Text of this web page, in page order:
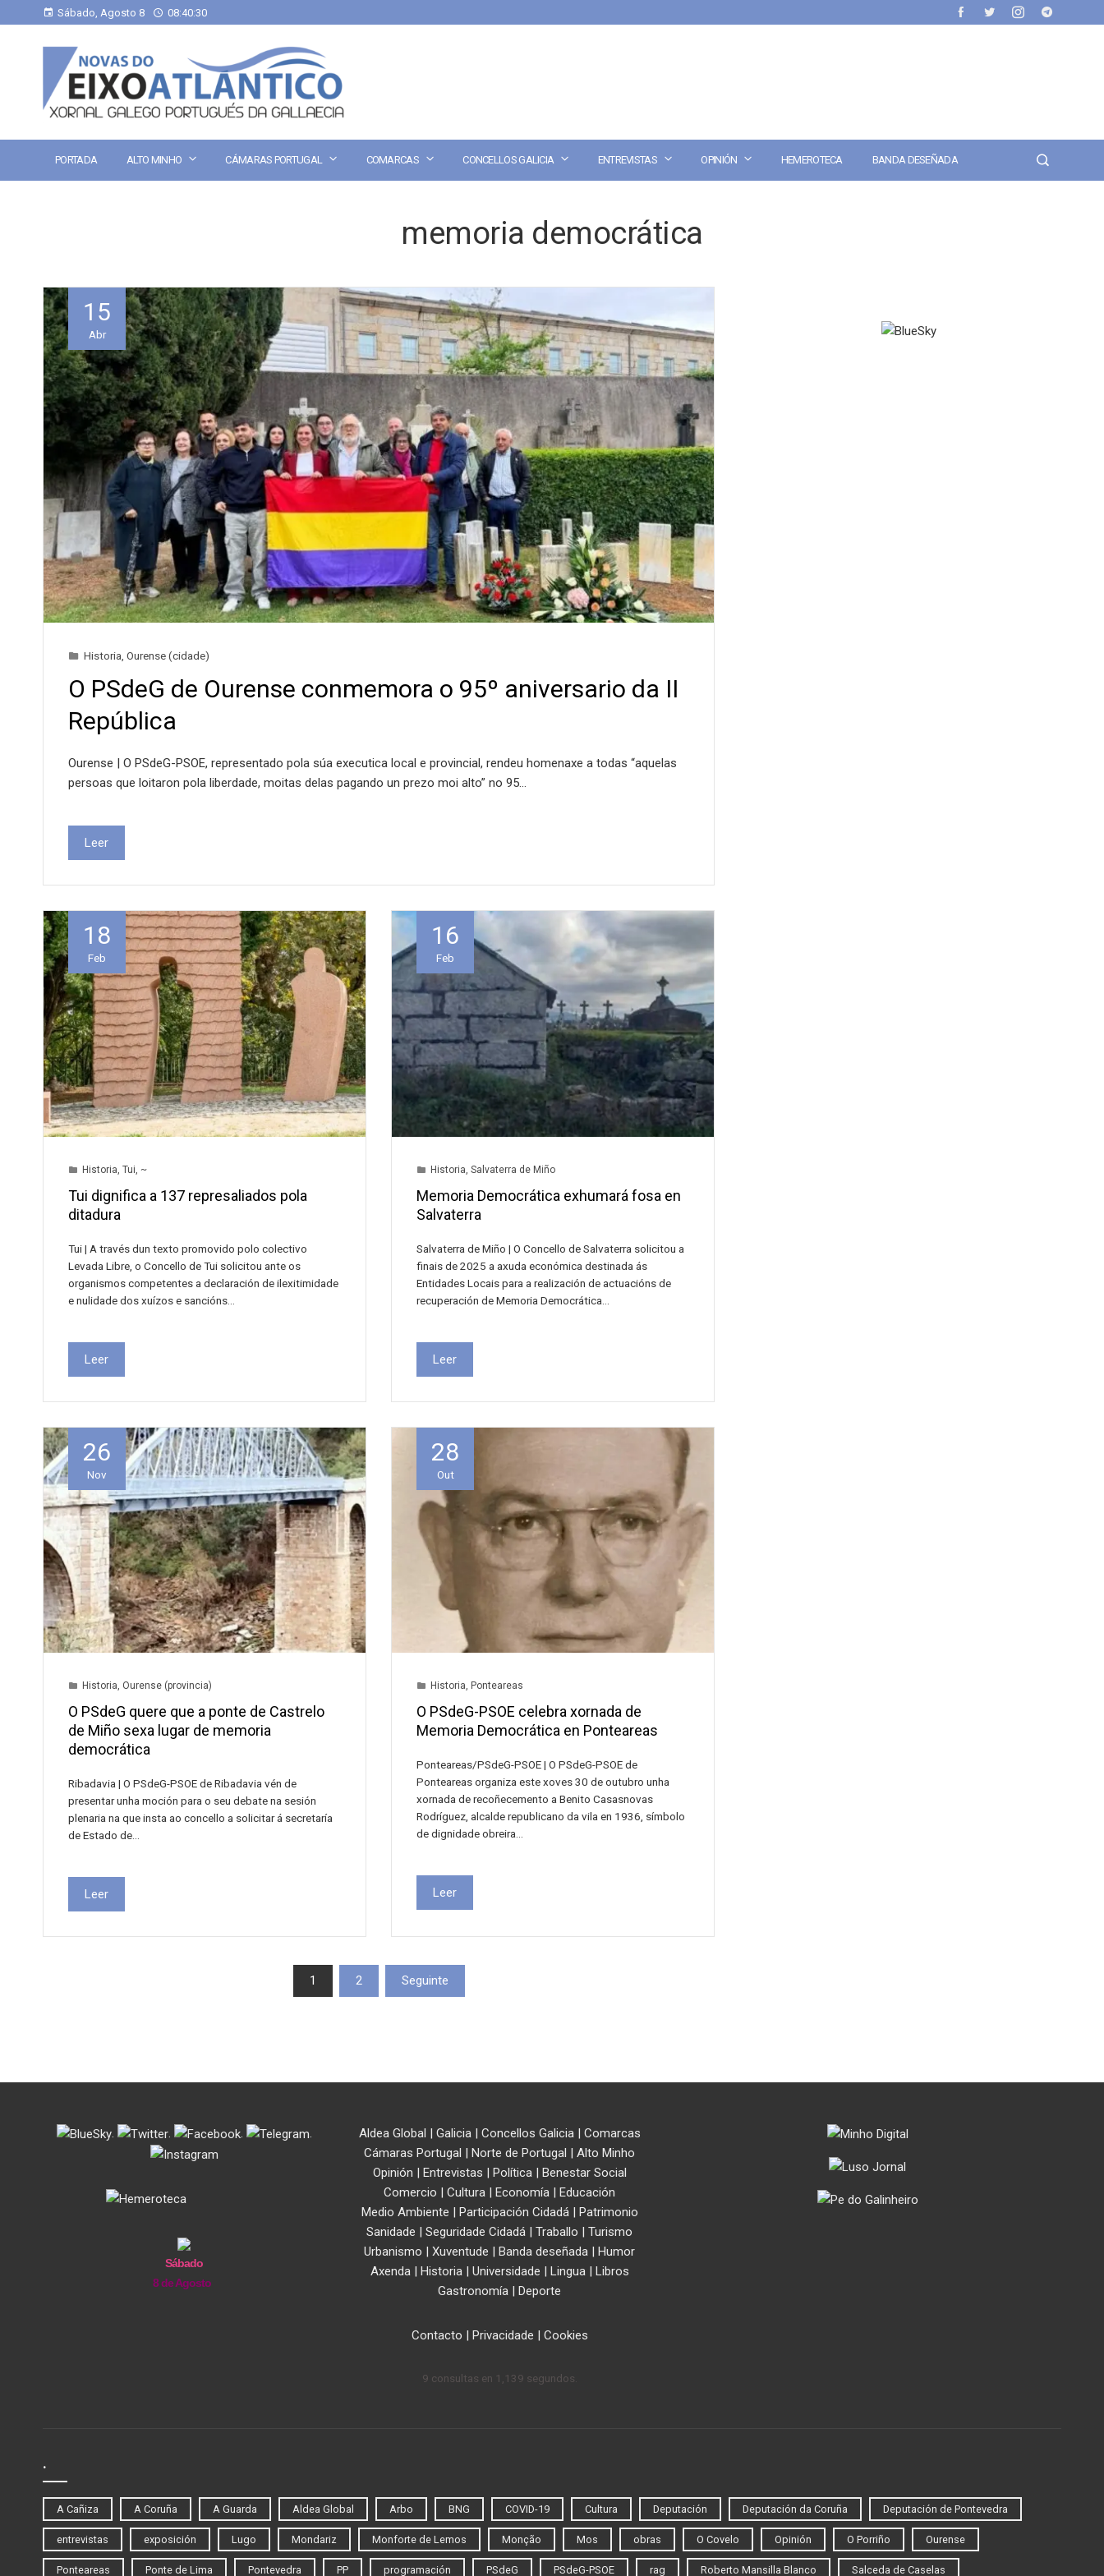
Sábado, Agosto 8 08:40:31
PORTADA ALTO MINHO CÁMARAS PORTUGAL COMARCAS CONCELLOS GALICIA ENTREVISTAS OPINIÓN HEMEROTECA BANDA DESEÑADA
memoria democrática
15
Abr
Historia Ourense (cidade)
O PSdeG de Ourense conmemora o 95º aniversario da II
República
Ourense | O PSdeG-PSOE, representado pola súa executica local e provincial, rendeu homenaxe a todas “aquelas
persoas que loitaron pola liberdade, moitas delas pagando un prezo moi alto” no 95…
Leer
18
Feb
Historia Tui ~
Tui dignifica a 137 represaliados pola
ditadura
Tui | A través dun texto promovido polo colectivo
Levada Libre, o Concello de Tui solicitou ante os
organismos competentes a declaración de ilexitimidade
e nulidade dos xuízos e sancións…
Leer
16
Feb
Historia ,Salvaterra de Miño
Memoria Democrática exhumará fosa en
Salvaterra
Salvaterra de Miño | O Concello de Salvaterra solicitou a
finais de 2025 a axuda económica destinada ás
Entidades Locais para a realización de actuacións de
recuperación de Memoria Democrática…
Leer
26
Nov
Historia, Ourense (provincia)
O PSdeG quere que a ponte de Castrelo
de Miño sexa lugar de memoria
democrática
Ribadavia | O PSdeG-PSOE de Ribadavia vén de
presentar unha moción para o seu debate na sesión
plenaria na que insta ao concello a solicitar á secretaría
de Estado de…
Leer
28
Out
Historia, Ponteareas
O PSdeG-PSOE celebra xornada de
Memoria Democrática en Ponteareas
Ponteareas/PSdeG-PSOE | O PSdeG-PSOE de
Ponteareas organiza este xoves 30 de outubro unha
xornada de recoñecemento a Benito Casasnovas
Rodríguez, alcalde republicano da vila en 1936, símbolo
de dignidade obreira…
Leer
1 2 Seguinte
. . . .
Sábado
8 de Agosto
Aldea Global | Galicia| Concellos Galicia| Comarcas
Cámaras Portugal | Norte de Portugal | Alto Minho
Opinión | Entrevistas | Política| Benestar Social
Comercio | Cultura | Economía | Educación
Medio Ambiente | Participación Cidadá| Patrimonio
Sanidade | Seguridade Cidadá | Traballo | Turismo
Urbanismo | Xuventude | Banda deseñada | Humor
Axenda| Historia| Universidade | Lingua| Libros
Gastronomía | Deporte
Contacto | Privacidade | Cookies
9 consultas en 1,139 segundos.
.
A Cañiza A Coruña A Guarda Aldea Global Arbo BNG COVID-19 Cultura Deputación Deputación da Coruña Deputación de Pontevedra
entrevistas exposición Lugo Mondariz Monforte de Lemos Monção Mos obras O Covelo Opinión O Porriño Ourense
Ponteareas Ponte de Lima Pontevedra PP programación PSdeG PSdeG-PSOE rag Roberto Mansilla Blanco Salceda de Caselas